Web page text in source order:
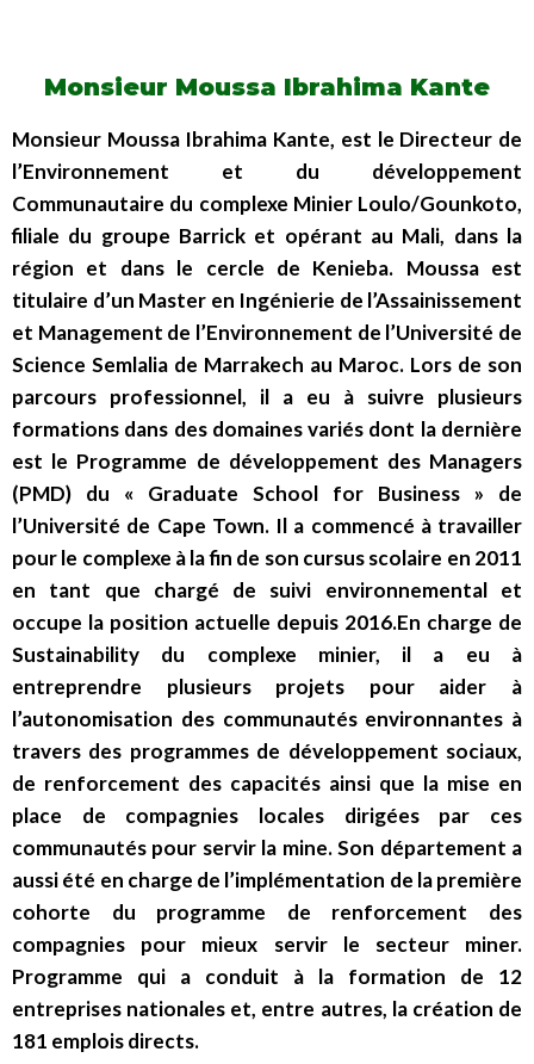
Monsieur Moussa Ibrahima Kante
Monsieur Moussa Ibrahima Kante, est le Directeur de
l’Environnement et du développement
Communautaire du complexe Minier Loulo/Gounkoto,
filiale du groupe Barrick et opérant au Mali, dans la
région et dans le cercle de Kenieba. Moussa est
titulaire d’un Master en Ingénierie de l’Assainissement
et Management de l’Environnement de l’Université de
Science Semlalia de Marrakech au Maroc. Lors de son
parcours professionnel, il a eu à suivre plusieurs
formations dans des domaines variés dont la dernière
est le Programme de développement des Managers
(PMD) du « Graduate School for Business » de
l’Université de Cape Town. Il a commencé à travailler
pour le complexe à la fin de son cursus scolaire en 2011
en tant que chargé de suivi environnemental et
occupe la position actuelle depuis 2016.En charge de
Sustainability du complexe minier, il a eu à
entreprendre plusieurs projets pour aider à
l’autonomisation des communautés environnantes à
travers des programmes de développement sociaux,
de renforcement des capacités ainsi que la mise en
place de compagnies locales dirigées par ces
communautés pour servir la mine. Son département a
aussi été en charge de l’implémentation de la première
cohorte du programme de renforcement des
compagnies pour mieux servir le secteur miner.
Programme qui a conduit à la formation de 12
entreprises nationales et, entre autres, la création de
181 emplois directs.